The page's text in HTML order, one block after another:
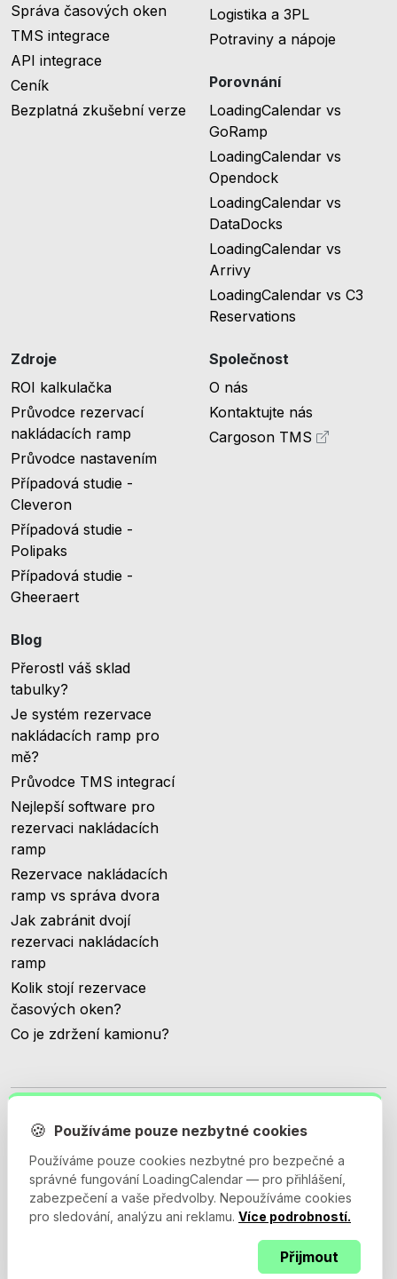
Správa časových oken
TMS integrace
API integrace
Ceník
Bezplatná zkušební verze
Logistika a 3PL
Potraviny a nápoje
Porovnání
LoadingCalendar vs
GoRamp
LoadingCalendar vs
Opendock
LoadingCalendar vs
DataDocks
LoadingCalendar vs
Arrivy
LoadingCalendar vs C3
Reservations
Zdroje
ROI kalkulačka
Průvodce rezervací
nakládacích ramp
Průvodce nastavením
Případová studie -
Cleveron
Případová studie -
Polipaks
Případová studie -
Gheeraert
Blog
Přerostl váš sklad
tabulky?
Je systém rezervace
nakládacích ramp pro
mě?
Průvodce TMS integrací
Nejlepší software pro
rezervaci nakládacích
ramp
Rezervace nakládacích
ramp vs správa dvora
Jak zabránit dvojí
rezervaci nakládacích
ramp
Kolik stojí rezervace
časových oken?
Co je zdržení kamionu?
Společnost
O nás
Kontaktujte nás
Cargoson TMS
© 2026 Loadingcalendar.com. Všechna práva vyhrazena.
Zásady ochrany osobních údajů
🍪 Používáme pouze nezbytné cookies
Používáme pouze cookies nezbytné pro bezpečné a
správné fungování LoadingCalendar — pro přihlášení,
zabezpečení a vaše předvolby. Nepoužíváme cookies
pro sledování, analýzu ani reklamu. Více podrobností.
Přijmout